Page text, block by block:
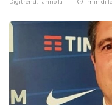
Digitrend, 1 anno fa 1 min di